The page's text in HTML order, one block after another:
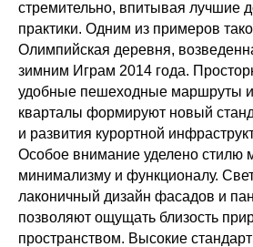
стремительно, впитывая лучшие
практики. Одним из примеров
Олимпийская деревня,
зимним Играм 2014 года.
удобные пешеходные маршруты
кварталы формируют новый
и развития курортной
Особое внимание уделено стилю
минимализму и функционалу.
лаконичный дизайн фасадов и
позволяют ощущать близость
пространством. Высокие